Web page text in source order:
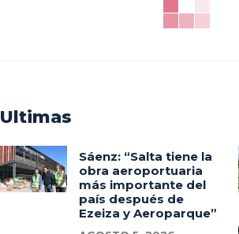
Ultimas
Sáenz: “Salta tiene la
obra aeroportuaria
más importante del
país después de
Ezeiza y Aeroparque”